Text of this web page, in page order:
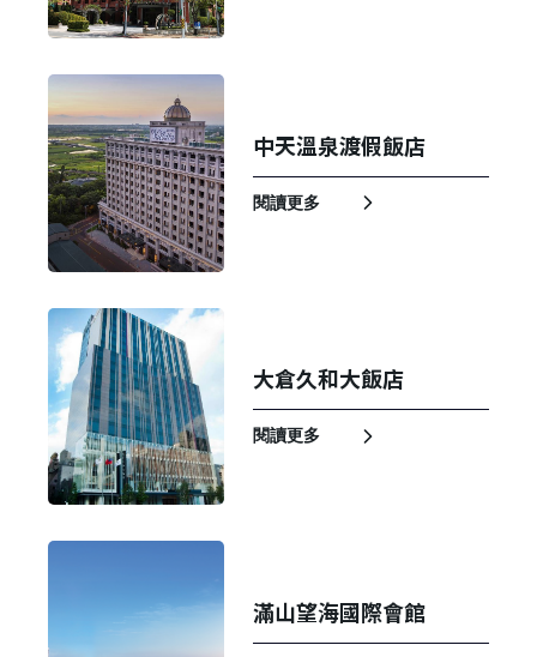
中天溫泉渡假飯店
閱讀更多
大倉久和大飯店
閱讀更多
滿山望海國際會館